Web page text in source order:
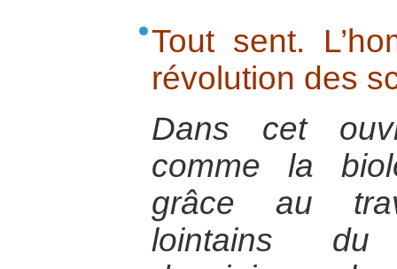
Tout sent.
révolution des
Dans cet
comme la
grâce au
lointains du